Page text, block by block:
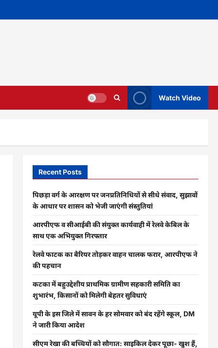
Watch Video
Recent Posts
पिछड़ा वर्ग के आरक्षण पर जनप्रतिनिधियों से सीधे संवाद, सुझावों
के आधार पर शासन को भेजी जाएंगी संस्तुतियां
आरपीएफ व सीआईबी की संयुक्त कार्यवाही में रेलवे केबिल के
साथ एक अभियुक्त गिरफ्तार
रेलवे फाटक का बैरियर तोड़कर वाहन चालक फरार, आरपीएफ ने
की पहचान
कटका में बहुउद्देशीय प्राथमिक ग्रामीण सहकारी समिति का
शुभारंभ, किसानों को मिलेगी बेहतर सुविधाएं
यूपी के इस जिले में सावन के हर सोमवार को बंद रहेंगे स्कूल, DM
ने जारी किया आदेश
सीएम रेखा की बच्चियों को सौगात: साइकिल देकर पूछा- खुश हैं,